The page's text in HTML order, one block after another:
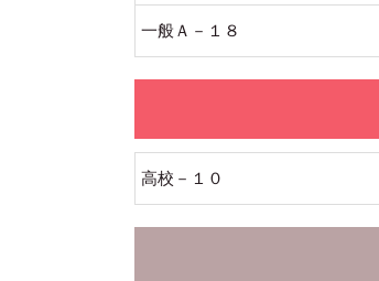
一般Ａ－１８
高校－１０